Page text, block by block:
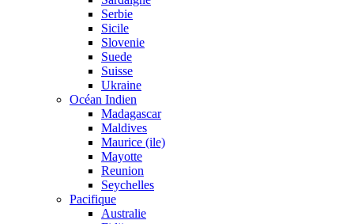
Serbie
Sicile
Slovenie
Suede
Suisse
Ukraine
Océan Indien
Madagascar
Maldives
Maurice (ile)
Mayotte
Reunion
Seychelles
Pacifique
Australie